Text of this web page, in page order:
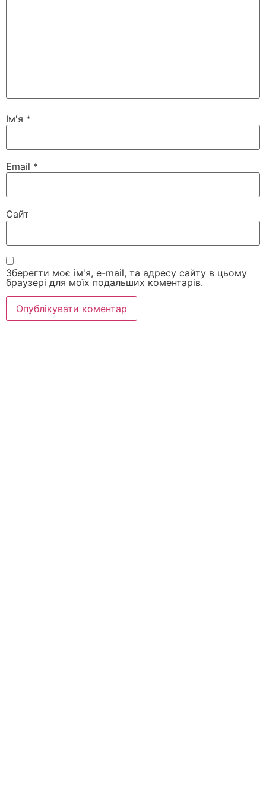
Ім'я *
Email *
Сайт
Зберегти моє ім'я, e-mail, та адресу сайту в цьому
браузері для моїх подальших коментарів.